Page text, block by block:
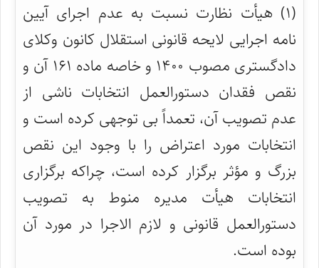
(۱) هیأت نظارت نسبت به عدم اجرای آیین
نامه اجرایی لایحه قانونی استقلال کانون وکلای
دادگستری مصوب ۱۴۰۰ و خاصه ماده ۱۶۱ آن و
نقص فقدان دستورالعمل انتخابات ناشی از
عدم تصویب آن، تعمداً بی توجهی کرده است و
انتخابات مورد اعتراض را با وجود این نقص
بزرگ و مؤثر برگزار کرده است، چراکه برگزاری
انتخابات هیأت مدیره منوط به تصویب
دستورالعمل قانونی و لازم الاجرا در مورد آن
بوده است.